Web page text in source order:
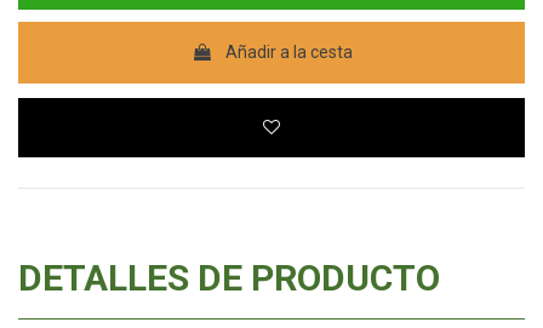
Añadir a la cesta
DETALLES DE PRODUCTO